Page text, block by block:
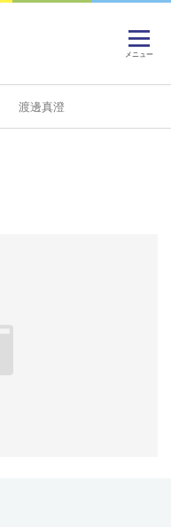
メニュー
渡邊真澄